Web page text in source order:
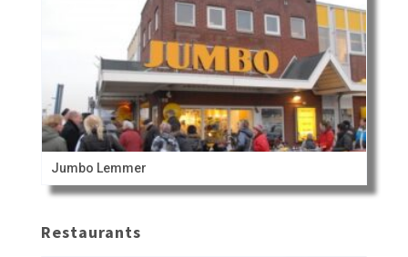
Jumbo Lemmer
Restaurants